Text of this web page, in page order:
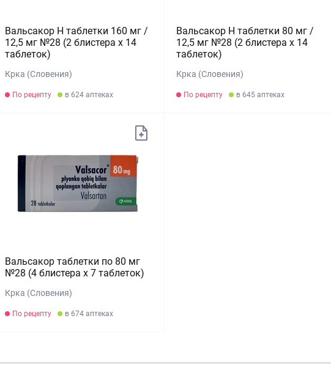
Вальсакор Н таблетки 160 мг /
12,5 мг №28 (2 блистера х 14
таблеток)
Крка (Словения)
По рецепту в 624 аптеках
Вальсакор Н таблетки 80 мг /
12,5 мг №28 (2 блистера х 14
таблеток)
Крка (Словения)
По рецепту в 645 аптеках
Вальсакор таблетки по 80 мг
№28 (4 блистера х 7 таблеток)
Крка (Словения)
По рецепту в 674 аптеках